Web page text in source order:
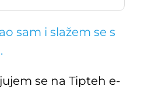
sam i slažem se s
se na Tipteh e-